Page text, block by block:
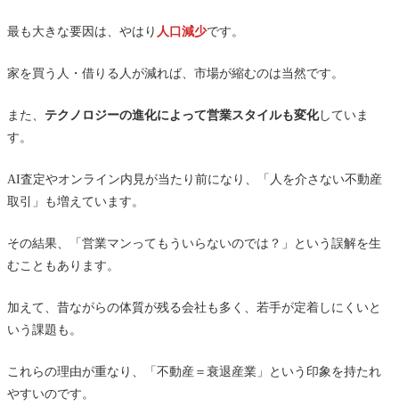
最も大きな要因は、やはり 人口減少です。
家を買う人・借りる人が減れば、市場が縮むのは当然です。
また、 テクノロジーの進化によって営業スタイルも変化していま
す。
AI査定やオンライン内見が当たり前になり、「人を介さない不動産
取引」も増えています。
その結果、「営業マンってもういらないのでは？」という誤解を生
むこともあります。
加えて、昔ながらの体質が残る会社も多く、若手が定着しにくいと
いう課題も。
これらの理由が重なり、「不動産＝衰退産業」という印象を持たれ
やすいのです。